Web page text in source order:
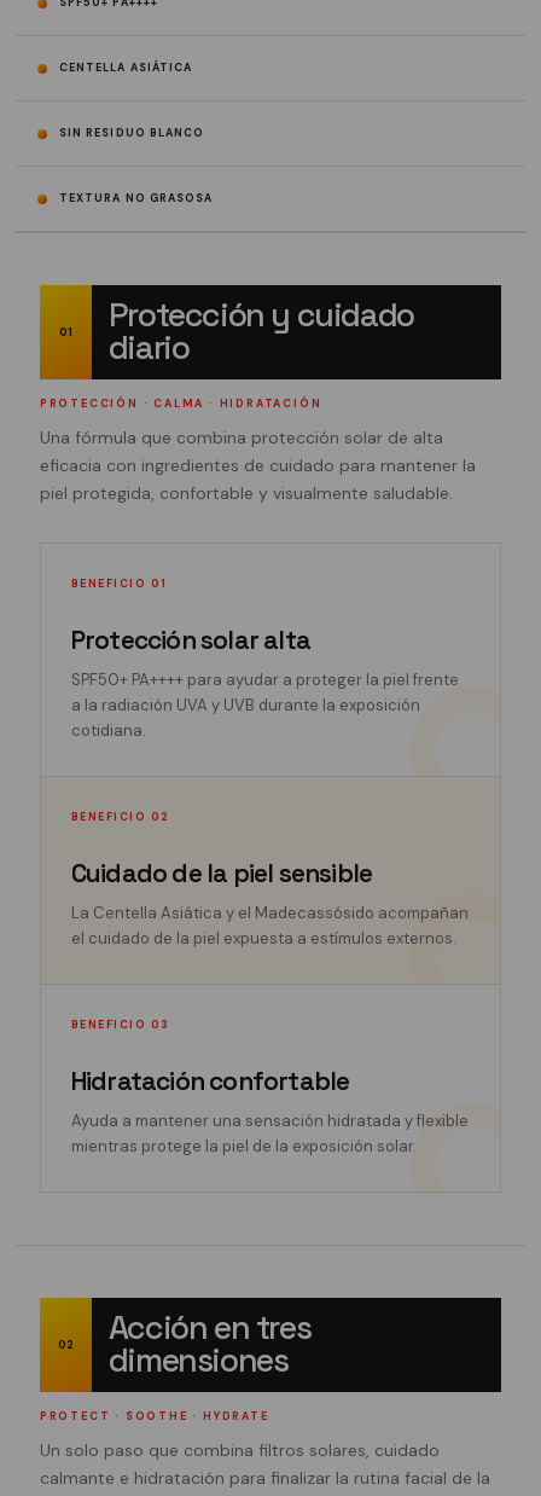
CENTELLA ASIÁTICA
SIN RESIDUO BLANCO
TEXTURA NO GRASOSA
01 Protección y cuidado
diario
PROTECCIÓN · CALMA · HIDRATACIÓN
Una fórmula que combina protección solar de alta
eficacia con ingredientes de cuidado para mantener la
piel protegida, confortable y visualmente saludable.
BENEFICIO 01
Protección solar alta
SPF50+ PA++++ para ayudar a proteger la piel frente
a la radiación UVA y UVB durante la exposición
cotidiana.
BENEFICIO 02
Cuidado de la piel sensible
La Centella Asiática y el Madecassósido acompañan
el cuidado de la piel expuesta a estímulos externos.
BENEFICIO 03
Hidratación confortable
Ayuda a mantener una sensación hidratada y flexible
mientras protege la piel de la exposición solar.
02 Acción en tres
dimensiones
PROTECT · SOOTHE · HYDRATE
Un solo paso que combina filtros solares, cuidado
calmante e hidratación para finalizar la rutina facial de la